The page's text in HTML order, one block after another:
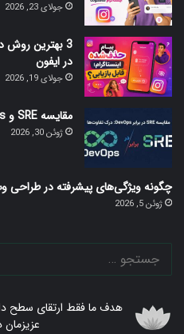
جولای 23, 2026
3 بهترین
در ایفون
جولای 19, 2026
مقایسه SRE و DevOps: درک تفاوت‌های کلیدی
ژوئن 30, 2026
چگونه ویژگی‌های پیشرفته در طراحی
ژوئن 5, 2026
هدف ما فقط ارتقای سطح